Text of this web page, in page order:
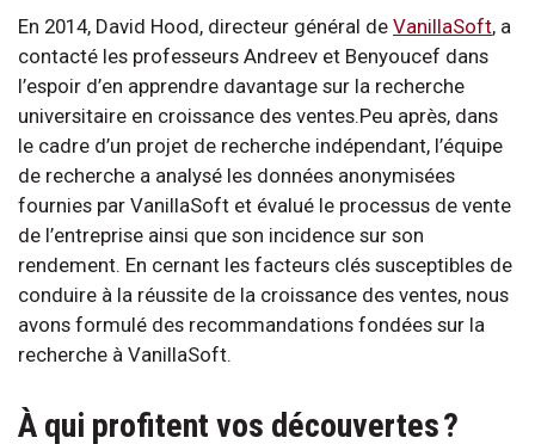
En 2014, David Hood, directeur général de VanillaSoft, a
contacté les professeurs Andreev et Benyoucef dans
l’espoir d’en apprendre davantage sur la recherche
universitaire en croissance des ventes.Peu après, dans
le cadre d’un projet de recherche indépendant, l’équipe
de recherche a analysé les données anonymisées
fournies par VanillaSoft et évalué le processus de vente
de l’entreprise ainsi que son incidence sur son
rendement. En cernant les facteurs clés susceptibles de
conduire à la réussite de la croissance des ventes, nous
avons formulé des recommandations fondées sur la
recherche à VanillaSoft.
À qui profitent vos découvertes ?